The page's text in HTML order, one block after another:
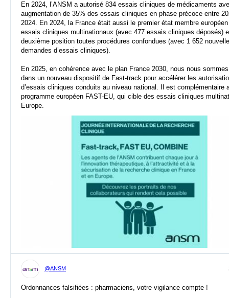
En 2024, l’ANSM a autorisé 834 essais cliniques de médicaments
augmentation de 35% des essais cliniques en phase précoce entre
2024. En 2024, la France était aussi le premier état membre
essais cliniques multinationaux (avec 477 essais cliniques déposés)
deuxième position toutes procédures confondues (avec 1 652
demandes d’essais cliniques).
En 2025, en cohérence avec le plan France 2030, nous nous
dans un nouveau dispositif de Fast-track pour accélérer les
d’essais cliniques conduits au niveau national. Il est complémentaire
programme européen FAST-EU, qui cible des essais cliniques
Europe.
@ANSM
Ordonnances falsifiées : pharmaciens, votre vigilance compte !